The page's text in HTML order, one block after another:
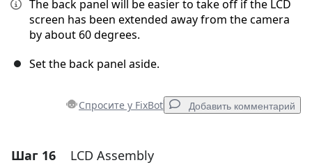
The back panel will be easier to take off if the LCD
screen has been extended away from the camera
by about 60 degrees.
Set the back panel aside.
Спросите у FixBot Добавить комментарий
Добавить комментарий
Шаг 16 LCD Assembly